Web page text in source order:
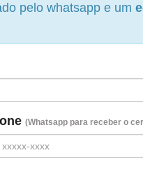
pelo whatsapp e um
(Whatsapp para receber o